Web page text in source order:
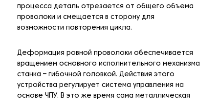
процесса деталь отрезается от общего объема
проволоки и смещается в сторону для
возможности повторения цикла.
Деформация ровной проволоки обеспечивается
вращением основного исполнительного механизма
станка – гибочной головкой. Действия этого
устройства регулирует система управления на
основе ЧПУ. В это же время сама металлическая